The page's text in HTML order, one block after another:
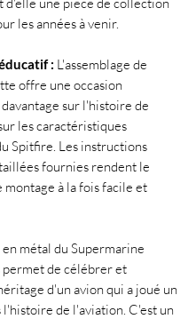
les années à venir.
: L'assemblage de
offre une occasion
sur l'histoire de
les caractéristiques
Spitfire. Les instructions
fournies rendent le
montage à la fois facile et
métal du Supermarine
permet de célébrer et
d'un avion qui a joué un
l'histoire de l'aviation. C'est un